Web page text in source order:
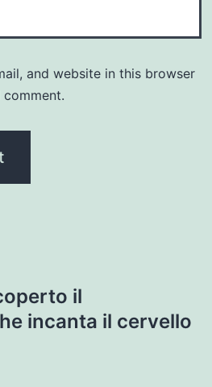
and website in this browser
il
incanta il cervello